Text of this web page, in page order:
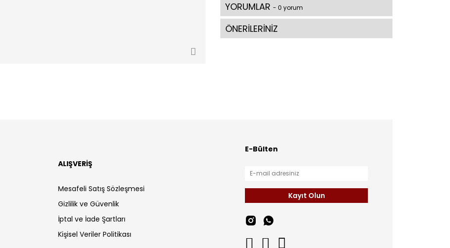
YORUMLAR - 0 yorum
ÖNERİLERİNİZ
ALIŞVERİŞ
Mesafeli Satış Sözleşmesi
Gizlilik ve Güvenlik
İptal ve İade Şartları
Kişisel Veriler Politikası
E-Bülten
Kayıt Olun